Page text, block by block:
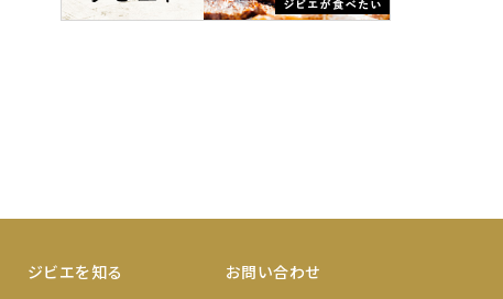
ジビエを知る お問い合わせ